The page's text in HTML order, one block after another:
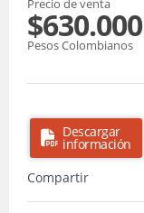
Precio de venta
Pesos Colombianos
Descargar
información
Compartir